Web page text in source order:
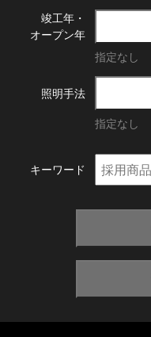
竣工年・
オープン年
指定なし
照明手法
指定なし
キーワード